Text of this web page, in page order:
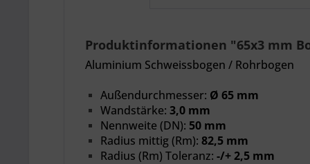
Produktinformationen "65x3 mm
Aluminium Schweissbogen / Rohrbogen
Außendurchmesser: Ø 65 mm
Wandstärke: 3,0 mm
Nennweite (DN): 50 mm
Radius mittig (Rm): 82,5 mm
Radius (Rm) Toleranz: -/+ 2,5 mm